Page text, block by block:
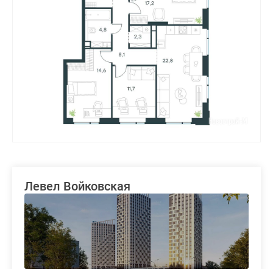
Левел Войковская